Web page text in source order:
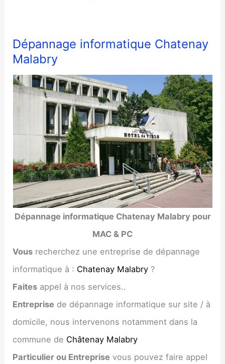
Dépannage informatique Chatenay
Malabry
Dépannage informatique Chatenay Malabry pour
MAC & PC
Vous recherchez une entreprise de dépannage
informatique à : Chatenay Malabry ?
Faites appel à nos services..
Entreprise de dépannage informatique sur site / à
domicile, nous intervenons notamment dans la
commune de Châtenay Malabry
Particulier ou Entreprise vous pouvez faire appel